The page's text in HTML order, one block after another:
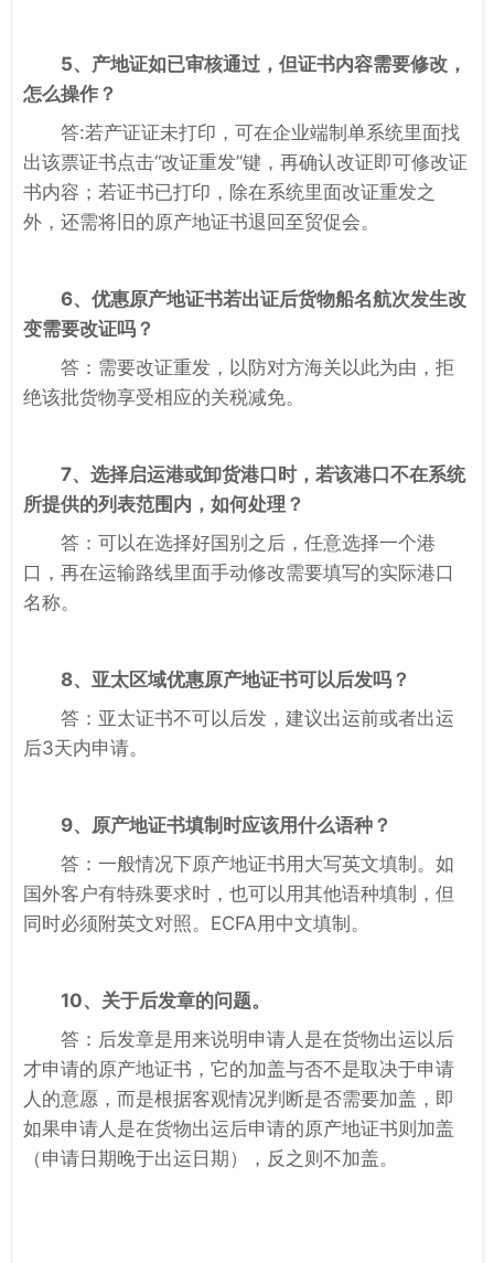
5、产地证如已审核通过，但证书内容需要修改，
怎么操作？
答:若产证证未打印，可在企业端制单系统里面找
出该票证书点击“改证重发”键，再确认改证即可修改证
书内容；若证书已打印，除在系统里面改证重发之
外，还需将旧的原产地证书退回至贸促会。
6、优惠原产地证书若出证后货物船名航次发生改
变需要改证吗？
答：需要改证重发，以防对方海关以此为由，拒
绝该批货物享受相应的关税减免。
7、选择启运港或卸货港口时，若该港口不在系统
所提供的列表范围内，如何处理？
答：可以在选择好国别之后，任意选择一个港
口，再在运输路线里面手动修改需要填写的实际港口
名称。
8、亚太区域优惠原产地证书可以后发吗？
答：亚太证书不可以后发，建议出运前或者出运
后3天内申请。
9、原产地证书填制时应该用什么语种？
答：一般情况下原产地证书用大写英文填制。如
国外客户有特殊要求时，也可以用其他语种填制，但
同时必须附英文对照。ECFA用中文填制。
10、关于后发章的问题。
答：后发章是用来说明申请人是在货物出运以后
才申请的原产地证书，它的加盖与否不是取决于申请
人的意愿，而是根据客观情况判断是否需要加盖，即
如果申请人是在货物出运后申请的原产地证书则加盖
（申请日期晚于出运日期），反之则不加盖。